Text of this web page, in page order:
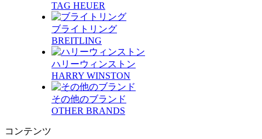
TAG HEUER
ブライトリング
BREITLING
ハリーウィンストン
HARRY WINSTON
その他のブランド
OTHER BRANDS
コンテンツ